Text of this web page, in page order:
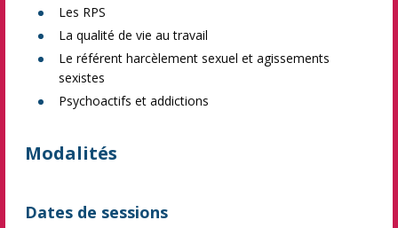
Les RPS
La qualité de vie au travail
Le référent harcèlement sexuel et agissements
sexistes
Psychoactifs et addictions
Modalités
Dates de sessions